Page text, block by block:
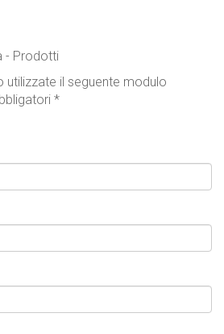
- Prodotti
utilizzate il seguente modulo
*